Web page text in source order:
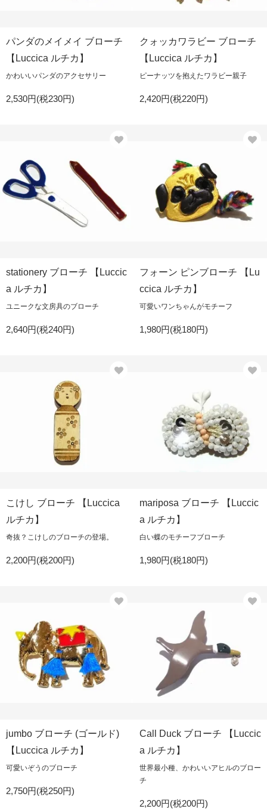
パンダのメイメイ ブローチ
【Luccica ルチカ】
かわいいパンダのアクセサリー
2,530円(税230円)
クォッカワラビー ブローチ
【Luccica ルチカ】
ピーナッツを抱えたワラビー親子
2,420円(税220円)
stationery ブローチ 【Luccic
a ルチカ】
ユニークな文房具のブローチ
2,640円(税240円)
フォーン ピンブローチ 【Lu
ccica ルチカ】
可愛いワンちゃんがモチーフ
1,980円(税180円)
こけし ブローチ 【Luccica
ルチカ】
奇抜？こけしのブローチの登場。
2,200円(税200円)
mariposa ブローチ 【Luccic
a ルチカ】
白い蝶のモチーフブローチ
1,980円(税180円)
jumbo ブローチ (ゴールド)
【Luccica ルチカ】
可愛いぞうのブローチ
2,750円(税250円)
Call Duck ブローチ 【Luccic
a ルチカ】
世界最小種、かわいいアヒルのブロー
チ
2,200円(税200円)